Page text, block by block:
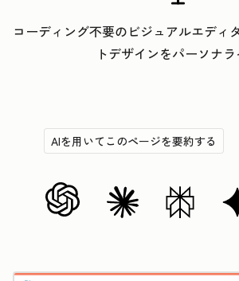
コーディング不要のビジュアルエディ
トデザインをパーソナ
AIを用いてこのページを要約する